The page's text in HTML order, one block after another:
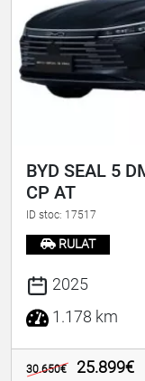
BYD SEAL 5
CP AT
ID stoc: 17517
RULAT
2025
1.178 km
30.650€ 25.899€